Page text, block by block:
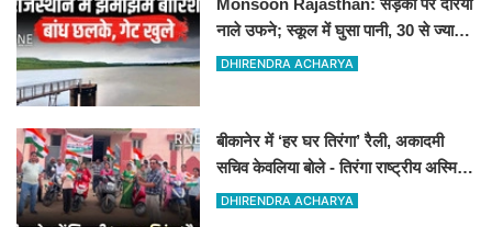
Monsoon Rajasthan: सड़कों पर दरिया
नाले उफने; स्कूल में घुसा पानी, 30 से ज्यादा
बच्चों का रेस्क्यू
DHIRENDRA ACHARYA
बीकानेर में ‘हर घर तिरंगा’ रैली, अकादमी
सचिव केवलिया बोले - तिरंगा राष्ट्रीय अस्मिता
और गौरव का प्रतीक
DHIRENDRA ACHARYA